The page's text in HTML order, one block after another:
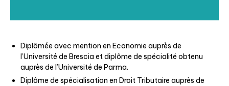
Diplômée avec mention en Economie auprès de
l’Université de Brescia et diplôme de spécialité obtenu
auprès de l’Université de Parma.
Diplôme de spécialisation en Droit Tributaire auprès de